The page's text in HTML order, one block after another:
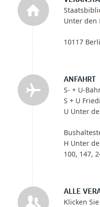
Unter den
10117
ANFAHRT
S- + U-
S + U
U Unter
H Unter
100, 147,
ALLE
Klicken Sie